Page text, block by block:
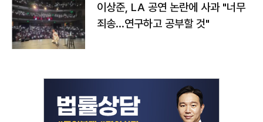
이상준, LA 공연 논란에 사과 "너무
죄송…연구하고 공부할 것"